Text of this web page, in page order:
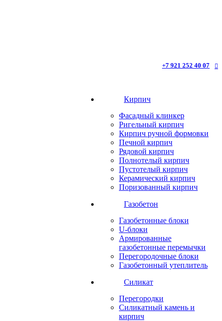
+7 921 252 40 07
Кирпич
Фасадный клинкер
Ригельный кирпич
Кирпич ручной формовки
Печной кирпич
Рядовой кирпич
Полнотелый кирпич
Пустотелый кирпич
Керамический кирпич
Поризованный кирпич
Газобетон
Газобетонные блоки
U-блоки
Армированные
газобетонные перемычки
Перегородочные блоки
Газобетонный утеплитель
Силикат
Перегородки
Силикатный камень и
кирпич